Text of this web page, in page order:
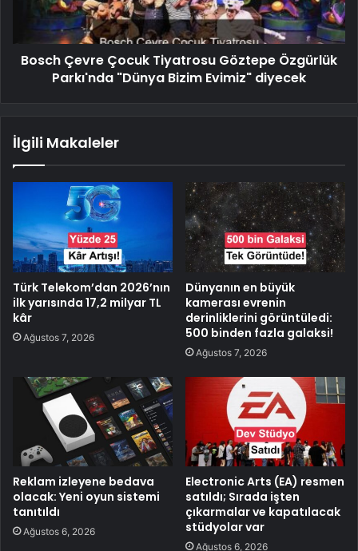
Bosch Çevre Çocuk Tiyatrosu Göztepe Özgürlük
Parkı'nda "Dünya Bizim Evimiz" diyecek
İlgili Makaleler
Türk Telekom’dan 2026’nın
ilk yarısında 17,2 milyar TL
kâr
Ağustos 7, 2026
Dünyanın en büyük
kamerası evrenin
derinliklerini görüntüledi:
500 binden fazla galaksi!
Ağustos 7, 2026
Reklam izleyene bedava
olacak: Yeni oyun sistemi
tanıtıldı
Ağustos 6, 2026
Electronic Arts (EA) resmen
satıldı; Sırada işten
çıkarmalar ve kapatılacak
stüdyolar var
Ağustos 6, 2026